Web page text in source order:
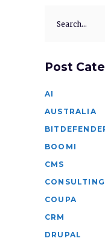
for:
Post
AI
AUSTRALIA
BOOMI
CMS
CONSULTING
COUPA
CRM
DRUPAL